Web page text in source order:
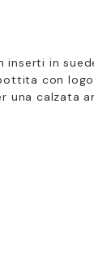
inserti in
con
una calzata